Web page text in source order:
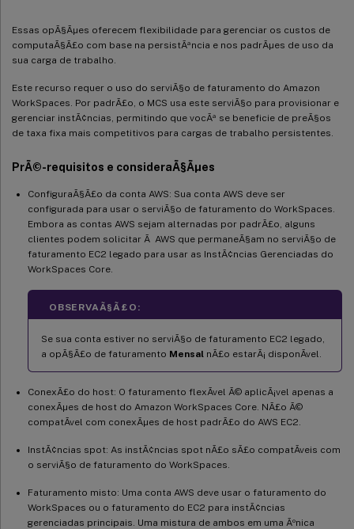
Essas opÃ§Ãµes oferecem flexibilidade para gerenciar os custos de
computaÃ§Ã£o com base na persistÃªncia e nos padrÃµes de uso da
sua carga de trabalho.
Este recurso requer o uso do serviÃ§o de faturamento do Amazon
WorkSpaces. Por padrÃ£o, o MCS usa este serviÃ§o para provisionar e
gerenciar instÃ¢ncias, permitindo que vocÃª se beneficie de preÃ§os
de taxa fixa mais competitivos para cargas de trabalho persistentes.
PrÃ©-requisitos e consideraÃ§Ãµes
ConfiguraÃ§Ã£o da conta AWS: Sua conta AWS deve ser
configurada para usar o serviÃ§o de faturamento do WorkSpaces.
Embora as contas AWS sejam alternadas por padrÃ£o, alguns
clientes podem solicitar Ã AWS que permaneÃ§am no serviÃ§o de
faturamento EC2 legado para usar as InstÃ¢ncias Gerenciadas do
WorkSpaces Core.
OBSERVAÃ§Ã£O:
Se sua conta estiver no serviÃ§o de faturamento EC2 legado,
a opÃ§Ã£o de faturamento Mensal nÃ£o estarÃ¡ disponÃ­vel.
ConexÃ£o do host: O faturamento flexÃ­vel Ã© aplicÃ¡vel apenas a
conexÃµes de host do Amazon WorkSpaces Core. NÃ£o Ã©
compatÃ­vel com conexÃµes de host padrÃ£o do AWS EC2.
InstÃ¢ncias spot: As instÃ¢ncias spot nÃ£o sÃ£o compatÃ­veis com
o serviÃ§o de faturamento do WorkSpaces.
Faturamento misto: Uma conta AWS deve usar o faturamento do
WorkSpaces ou o faturamento do EC2 para instÃ¢ncias
gerenciadas principais. Uma mistura de ambos em uma Ãºnica